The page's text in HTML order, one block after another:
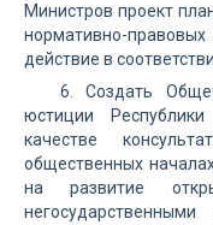
Министров проект
нормативно-
действие в
6. Создать
юстиции
качестве
общественных
на развитие